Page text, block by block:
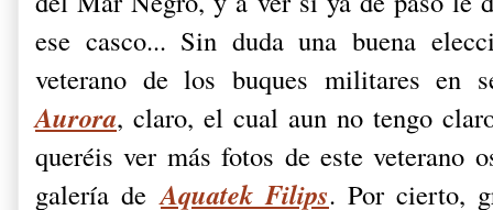
ese casco... Sin duda una buena
veterano de los buques militares en
Aurora, claro, el cual aun no tengo
queréis ver más fotos de este veterano
galería deAquatek Filips. Por cierto,